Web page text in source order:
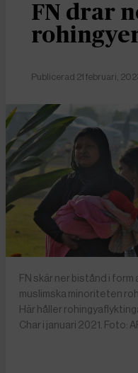
FN drar
Publicerad 21 februari,
FN skär ner bistånd i
muslimska minoriteten
Här håller
Char i januari 2021. Foto: